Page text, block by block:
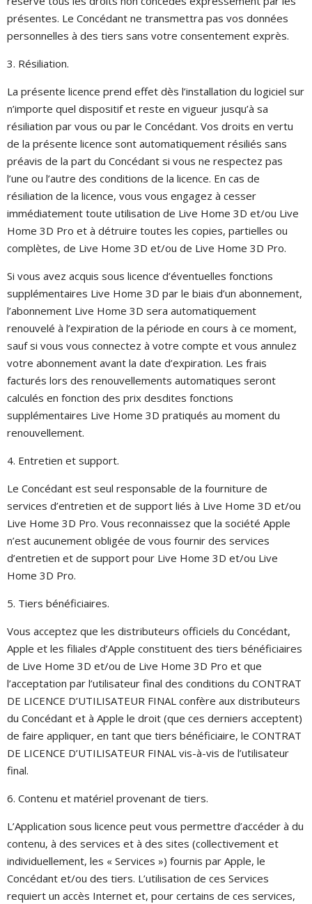
présentes. Le Concédant ne transmettra pas vos données
personnelles à des tiers sans votre consentement exprès.
3. Résiliation.
La présente licence prend effet dès l’installation du logiciel sur
n’importe quel dispositif et reste en vigueur jusqu’à sa
résiliation par vous ou par le Concédant. Vos droits en vertu
de la présente licence sont automatiquement résiliés sans
préavis de la part du Concédant si vous ne respectez pas
l’une ou l’autre des conditions de la licence. En cas de
résiliation de la licence, vous vous engagez à cesser
immédiatement toute utilisation de Live Home 3D et/ou Live
Home 3D Pro et à détruire toutes les copies, partielles ou
complètes, de Live Home 3D et/ou de Live Home 3D Pro.
Si vous avez acquis sous licence d’éventuelles fonctions
supplémentaires Live Home 3D par le biais d’un abonnement,
l’abonnement Live Home 3D sera automatiquement
renouvelé à l’expiration de la période en cours à ce moment,
sauf si vous vous connectez à votre compte et vous annulez
votre abonnement avant la date d’expiration. Les frais
facturés lors des renouvellements automatiques seront
calculés en fonction des prix desdites fonctions
supplémentaires Live Home 3D pratiqués au moment du
renouvellement.
4. Entretien et support.
Le Concédant est seul responsable de la fourniture de
services d’entretien et de support liés à Live Home 3D et/ou
Live Home 3D Pro. Vous reconnaissez que la société Apple
n’est aucunement obligée de vous fournir des services
d’entretien et de support pour Live Home 3D et/ou Live
Home 3D Pro.
5. Tiers bénéficiaires.
Vous acceptez que les distributeurs officiels du Concédant,
Apple et les filiales d’Apple constituent des tiers bénéficiaires
de Live Home 3D et/ou de Live Home 3D Pro et que
l’acceptation par l’utilisateur final des conditions du CONTRAT
DE LICENCE D’UTILISATEUR FINAL confère aux distributeurs
du Concédant et à Apple le droit (que ces derniers acceptent)
de faire appliquer, en tant que tiers bénéficiaire, le CONTRAT
DE LICENCE D’UTILISATEUR FINAL vis-à-vis de l’utilisateur
final.
6. Contenu et matériel provenant de tiers.
L’Application sous licence peut vous permettre d’accéder à du
contenu, à des services et à des sites (collectivement et
individuellement, les « Services ») fournis par Apple, le
Concédant et/ou des tiers. L’utilisation de ces Services
requiert un accès Internet et, pour certains de ces services,